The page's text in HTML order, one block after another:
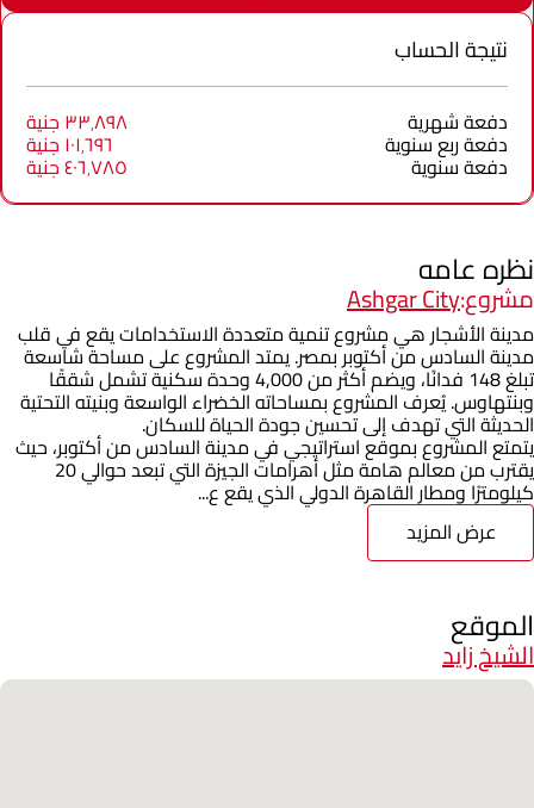
نتيجة الحساب
دفعة شهرية ٣٣٬٨٩٨ جنية
دفعة ربع سنوية ١٠١٬٦٩٦ جنية
دفعة سنوية ٤٠٦٬٧٨٥ جنية
نظره عامه
مشروع:Ashgar City
مدينة الأشجار هي مشروع تنمية متعددة الاستخدامات يقع في قلب
مدينة السادس من أكتوبر بمصر. يمتد المشروع على مساحة شاسعة
تبلغ 148 فدانًا، ويضم أكثر من 4,000 وحدة سكنية تشمل شققًا
وبنتهاوس. يُعرف المشروع بمساحاته الخضراء الواسعة وبنيته التحتية
الحديثة التي تهدف إلى تحسين جودة الحياة للسكان.
يتمتع المشروع بموقع استراتيجي في مدينة السادس من أكتوبر، حيث
يقترب من معالم هامة مثل أهرامات الجيزة التي تبعد حوالي 20
كيلومترًا ومطار القاهرة الدولي الذي يقع ع...
عرض المزيد
الموقع
الشيخ زايد